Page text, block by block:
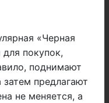
«Черная
покупок,
поднимают
предлагают
не меняется, а